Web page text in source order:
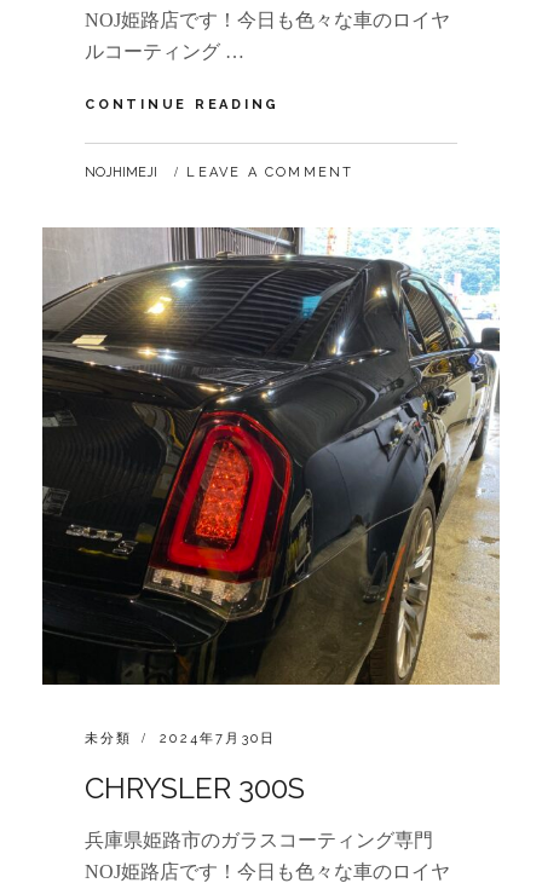
NOJ姫路店です！今日も色々な車のロイヤ
ルコーティング …
CONTINUE READING
BY
NOJHIMEJI LEAVE A COMMENT
CATEGORIES:
未分類
POSTED
2024年7月30日
CHRYSLER 300S
兵庫県姫路市のガラスコーティング専門
NOJ姫路店です！今日も色々な車のロイヤ